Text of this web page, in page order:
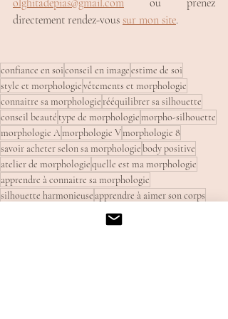
olghitadepias@gmail.com ou prenez
directement rendez-vous sur mon site.
confiance en soiconseil en imageestime de soi
style et morphologievêtements et morphologie
connaitre sa morphologierééquilibrer sa silhouette
conseil beauté type de morphologiemorpho-silhouette
morphologie Amorphologie Vmorphologie 8
savoir acheter selon sa morphologiebody positive
atelier de morphologiequelle est ma morphologie
apprendre à connaitre sa morphologie
silhouette harmonieuse apprendre à aimer son corps
tendance mode